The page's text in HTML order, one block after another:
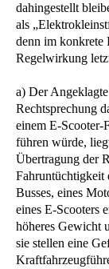
dahingestellt
als
denn im konkrete
Regelwirkung
a) Der
Rechtsprechung
einem E-Scooter-
führen würde,
Übertragung der
Fahruntüchtigkeit
Busses, eines
eines E-Scooters
höheres Gewicht
sie stellen eine